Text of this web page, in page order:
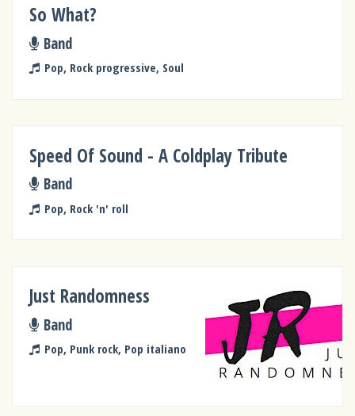
So What?
Band
Pop, Rock progressive, Soul
Speed Of Sound - A Coldplay Tribute
Band
Pop, Rock 'n' roll
Just Randomness
Band
Pop, Punk rock, Pop italiano